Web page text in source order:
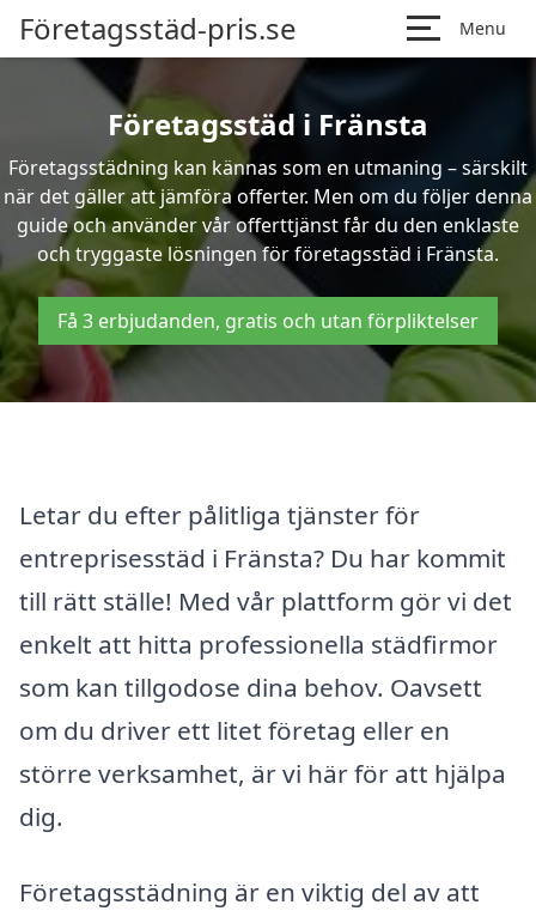
Företagsstäd-pris.se Menu
Företagsstäd i Fränsta
Företagsstädning kan kännas som en utmaning – särskilt
när det gäller att jämföra offerter. Men om du följer denna
guide och använder vår offerttjänst får du den enklaste
och tryggaste lösningen för företagsstäd i Fränsta.
Få 3 erbjudanden, gratis och utan förpliktelser
Letar du efter pålitliga tjänster för
entreprisesstäd i Fränsta? Du har kommit
till rätt ställe! Med vår plattform gör vi det
enkelt att hitta professionella städfirmor
som kan tillgodose dina behov. Oavsett
om du driver ett litet företag eller en
större verksamhet, är vi här för att hjälpa
dig.
Företagsstädning är en viktig del av att